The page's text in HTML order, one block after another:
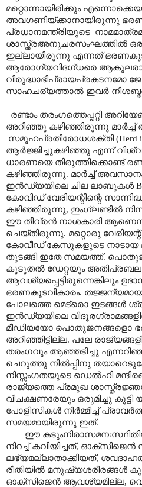
മറ്റൊന്നായിരിക്കും
അവഗണിയ്ക്കാനായിരുന്നു
പ്രധാനമന്ത്രിയുടെ
ശാസ്ത്രഅനുചരസംഘത്തിൽ ഒരു
ഇല്ലായിരുന്നു എന്നത്
ആരോഗ്യവിദഗ്ധരെ
വിരുദ്ധാഭിപ്രായപ്രകടനമോ
സാഹചര്യത്താൽ ഇവർ
രണ്ടാം തരംഗത്തെപ്പറ്റി
അറിഞ്ഞു കഴിഞ്ഞിരുന്നു മാർച്ച്
സമൂഹപ്രതിരോധശക്തി (Herd
ആർജ്ജിച്ചുകഴിഞ്ഞു എന്ന്
ധാരണയെ തിരുത്തിക്കൊണ്ട്
കഴിഞ്ഞിരുന്നു. മാർച്ച്
ഇൻഡ്യയിലെ ചില ലാബുകൾ
കോവിഡ് വേരിയന്റിന്റെ
കഴിഞ്ഞിരുന്നു, ഇംഗ്ലണ്ടിൽ
ഈ തീവ്രൻ നാശകാരി
ചെയ്തിരുന്നു. മറ്റൊരു വേരിയന്റ്
കോവീഡ് കേസുകളുടെ നാടായ
തുടങ്ങി ഇതേ സമയത്ത്.
കൂടുതൽ ഡേറ്റയും
ആവശ്യപ്പെട്ടിരുന്നെങ്കിലും
ഭരണകൂടവികാരം.
പോലത്തെ മെട്രൊ ഇടങ്ങൾ
ഇൻഡ്യയിലെ
മീഡിയയോ പൊതുജനങ്ങളൊ
അറിഞ്ഞിട്ടില്ല. പലേ
തരംഗവും ആഞ്ഞടിച്ചു
ചെറുത്തു നിൽപ്പിനു
നിസ്സംഗതയുടെ ഡെൽഹി
രാജ്യത്തെ പ്രമുഖ
വിചക്ഷണരേയും ഒരുമിച്ചു കൂട്ടി
പോളിസികൾ നിർമ്മിച്ച്
സമയമായിരുന്നു ഇത്.
ഈ
നിറച്ച് കവിയിച്ചത്, ഓക്സിജെൻ
ലഭ്യമല്ലാതാക്കിയത്,
രീതിയിൽ മനുഷ്യശരീരങ്ങൾ
ഓക്സിജെൻ ആവശ്യമില്ല,